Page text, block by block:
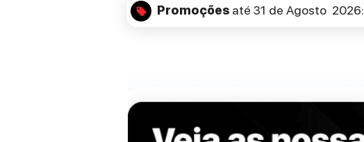
Promoções até 31 de Agosto 2026: